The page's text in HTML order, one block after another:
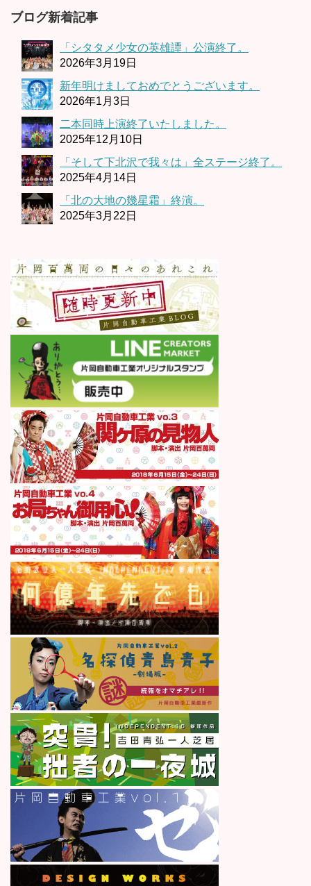
ブログ新着記事
「シタタメ少女の英雄譚」公演終了。
2026年3月19日
新年明けましておめでとうございます。
2026年1月3日
二本同時上演終了いたしました。
2025年12月10日
「そして下北沢で我々は」全ステージ終了。
2025年4月14日
「北の大地の幾星霜」終演。
2025年3月22日